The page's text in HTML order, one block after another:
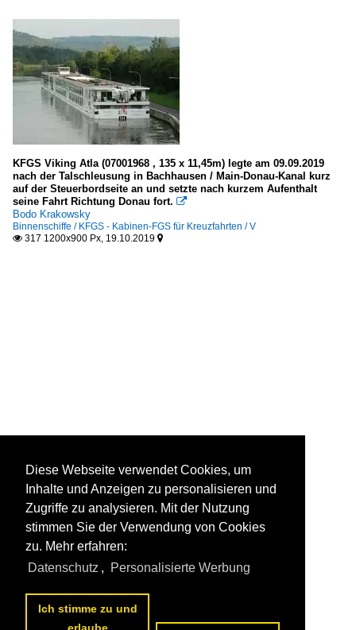
KFGS Viking Atla (07001968 , 135 x 11,45m) legte am 09.09.2019
nach der Talschleusung in Bachhausen / Main-Donau-Kanal kurz
auf der Steuerbordseite an und setzte nach kurzem Aufenthalt
seine Fahrt Richtung Donau fort. 
Bodo Krakowsky
Binnenschiffe / KFGS - Kabinen-FGS für Kreuzfahrten / V
 317 1200x900 Px, 19.10.2019 
Diese Webseite verwendet Cookies, um
Inhalte und Anzeigen zu personalisieren und
Zugriffe zu analysieren. Mit der Nutzung
stimmen Sie der Verwendung von Cookies
zu. Mehr erfahren:
Datenschutz , Personalisierte Werbung
Ich stimme zu und